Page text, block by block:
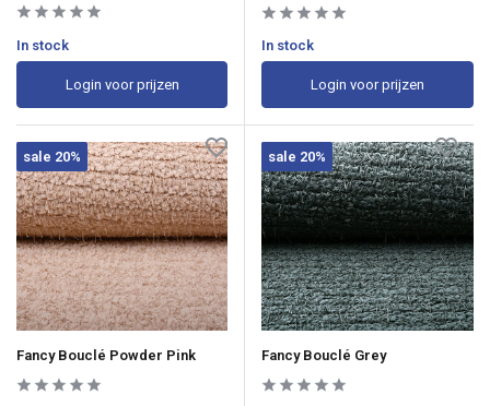
In stock
Login voor prijzen
In stock
Login voor prijzen
sale 20%
Fancy Bouclé Powder Pink
sale 20%
Fancy Bouclé Grey